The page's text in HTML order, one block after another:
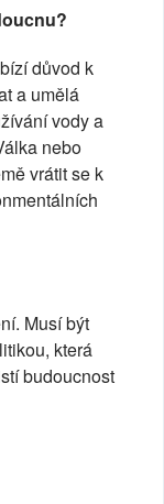
důvod k
a umělá
vody a
nebo
vrátit se k
Musí být
která
budoucnost